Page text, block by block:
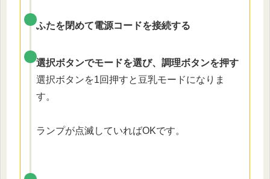
ふたを閉めて電源コードを接続する
選択ボタンでモードを選び、調理ボタンを押す
選択ボタンを1回押すと豆乳モードになりま
す。
ランプが点滅していればOKです。